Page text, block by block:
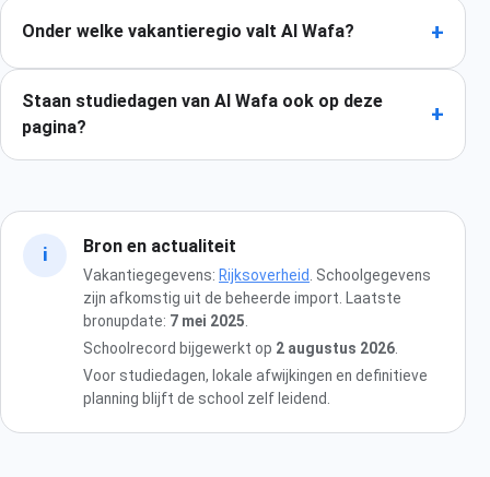
Onder welke vakantieregio valt Al Wafa? +
Staan studiedagen van Al Wafa ook op deze
pagina?
+
i Bron en actualiteit
Vakantiegegevens: Rijksoverheid . Schoolgegevens
zijn afkomstig uit de beheerde import. Laatste
bronupdate: 7 mei 2025
Schoolrecord bijgewerkt op 2 augustus 2026
Voor studiedagen, lokale afwijkingen en definitieve
planning blijft de school zelf leidend.